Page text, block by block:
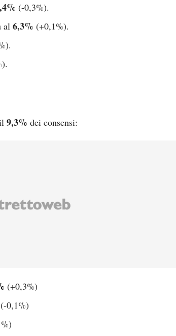
(-0,3%).
al 6,3% (+0,1%).
9,3% dei consensi:
(+0,3%)
(-0,1%)